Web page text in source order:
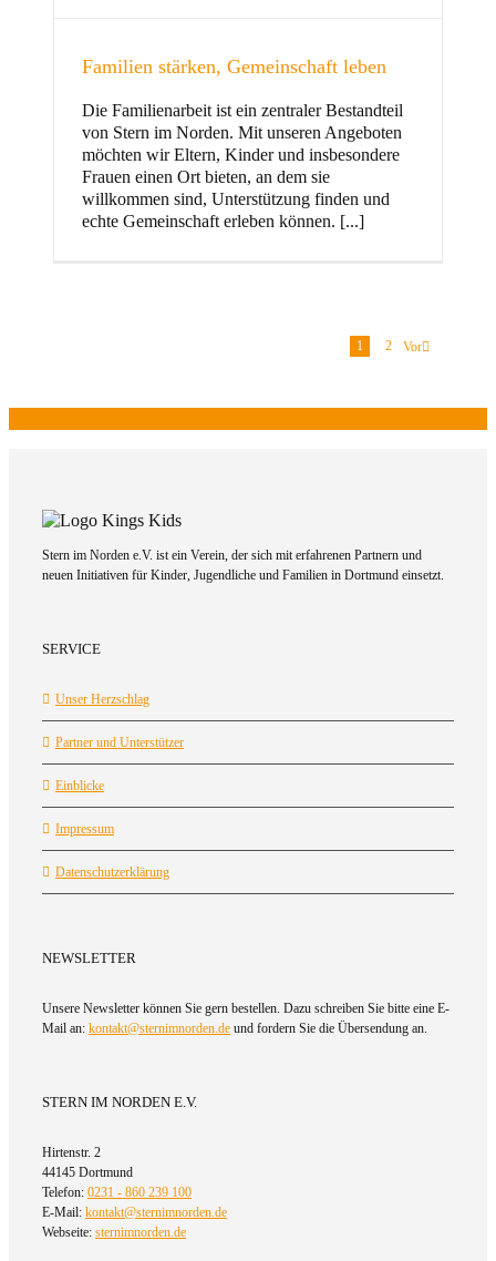
Familien stärken, Gemeinschaft leben
Die Familienarbeit ist ein zentraler Bestandteil
von Stern im Norden. Mit unseren Angeboten
möchten wir Eltern, Kinder und insbesondere
Frauen einen Ort bieten, an dem sie
willkommen sind, Unterstützung finden und
echte Gemeinschaft erleben können. [...]
1 2 Vor
Stern im Norden e.V. ist ein Verein, der sich mit erfahrenen Partnern und
neuen Initiativen für Kinder, Jugendliche und Familien in Dortmund einsetzt.
SERVICE
Unser Herzschlag
Partner und Unterstützer
Einblicke
Impressum
Datenschutzerklärung
NEWSLETTER
Unsere Newsletter können Sie gern bestellen. Dazu schreiben Sie bitte eine E-
Mail an: kontakt@sternimnorden.de und fordern Sie die Übersendung an.
STERN IM NORDEN E.V.
Hirtenstr. 2
44145 Dortmund
Telefon: 0231 - 860 239 100
E-Mail: kontakt@sternimnorden.de
Webseite: sternimnorden.de